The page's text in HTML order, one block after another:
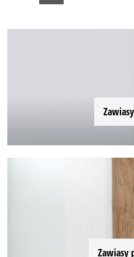
Zawiasy